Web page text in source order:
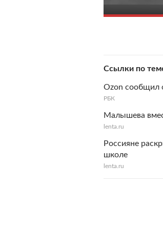
Ссылки по
Ozon сообщил
РБК
Малышева
lenta.ru
Россияне
школе
lenta.ru